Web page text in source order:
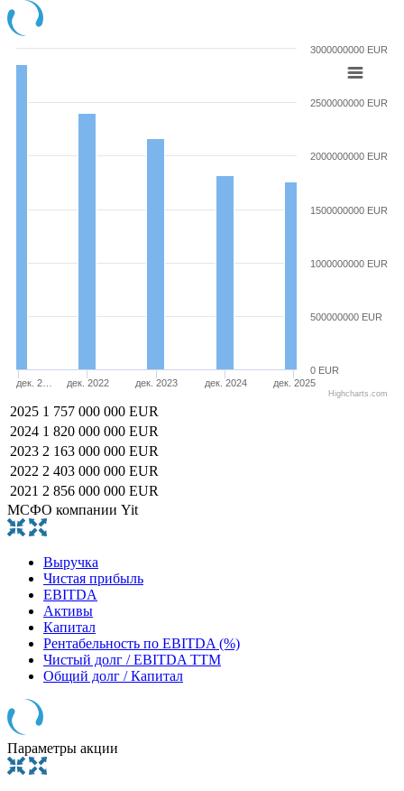
дек. 2… дек. 2022 дек. 2023 дек. 2024 дек. 2025
0 EUR
500000000 EUR
1000000000 EUR
1500000000 EUR
2000000000 EUR
2500000000 EUR
3000000000 EUR
Highcharts.com
2025 1 757 000 000 EUR
2024 1 820 000 000 EUR
2023 2 163 000 000 EUR
2022 2 403 000 000 EUR
2021 2 856 000 000 EUR
МСФО компании Yit
Выручка
Чистая прибыль
EBITDA
Активы
Капитал
Рентабельность по EBITDA (%)
Чистый долг / EBITDA TTM
Общий долг / Капитал
Параметры акции